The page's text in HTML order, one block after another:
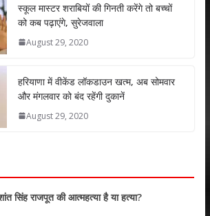
स्कूल मास्टर शराबियों की गिनती करेंगे तो बच्चों
को कब पढ़ाएंगे, सुरेजवाला
August 29, 2020
हरियाणा में वीकेंड लॉकडाउन खत्म, अब सोमवार
और मंगलवार को बंद रहेंगी दुकानें
August 29, 2020
सिंह राजपूत की आत्महत्या है या हत्या?